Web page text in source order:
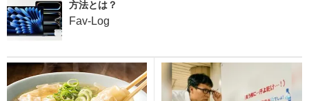
方法とは？
Fav-Log